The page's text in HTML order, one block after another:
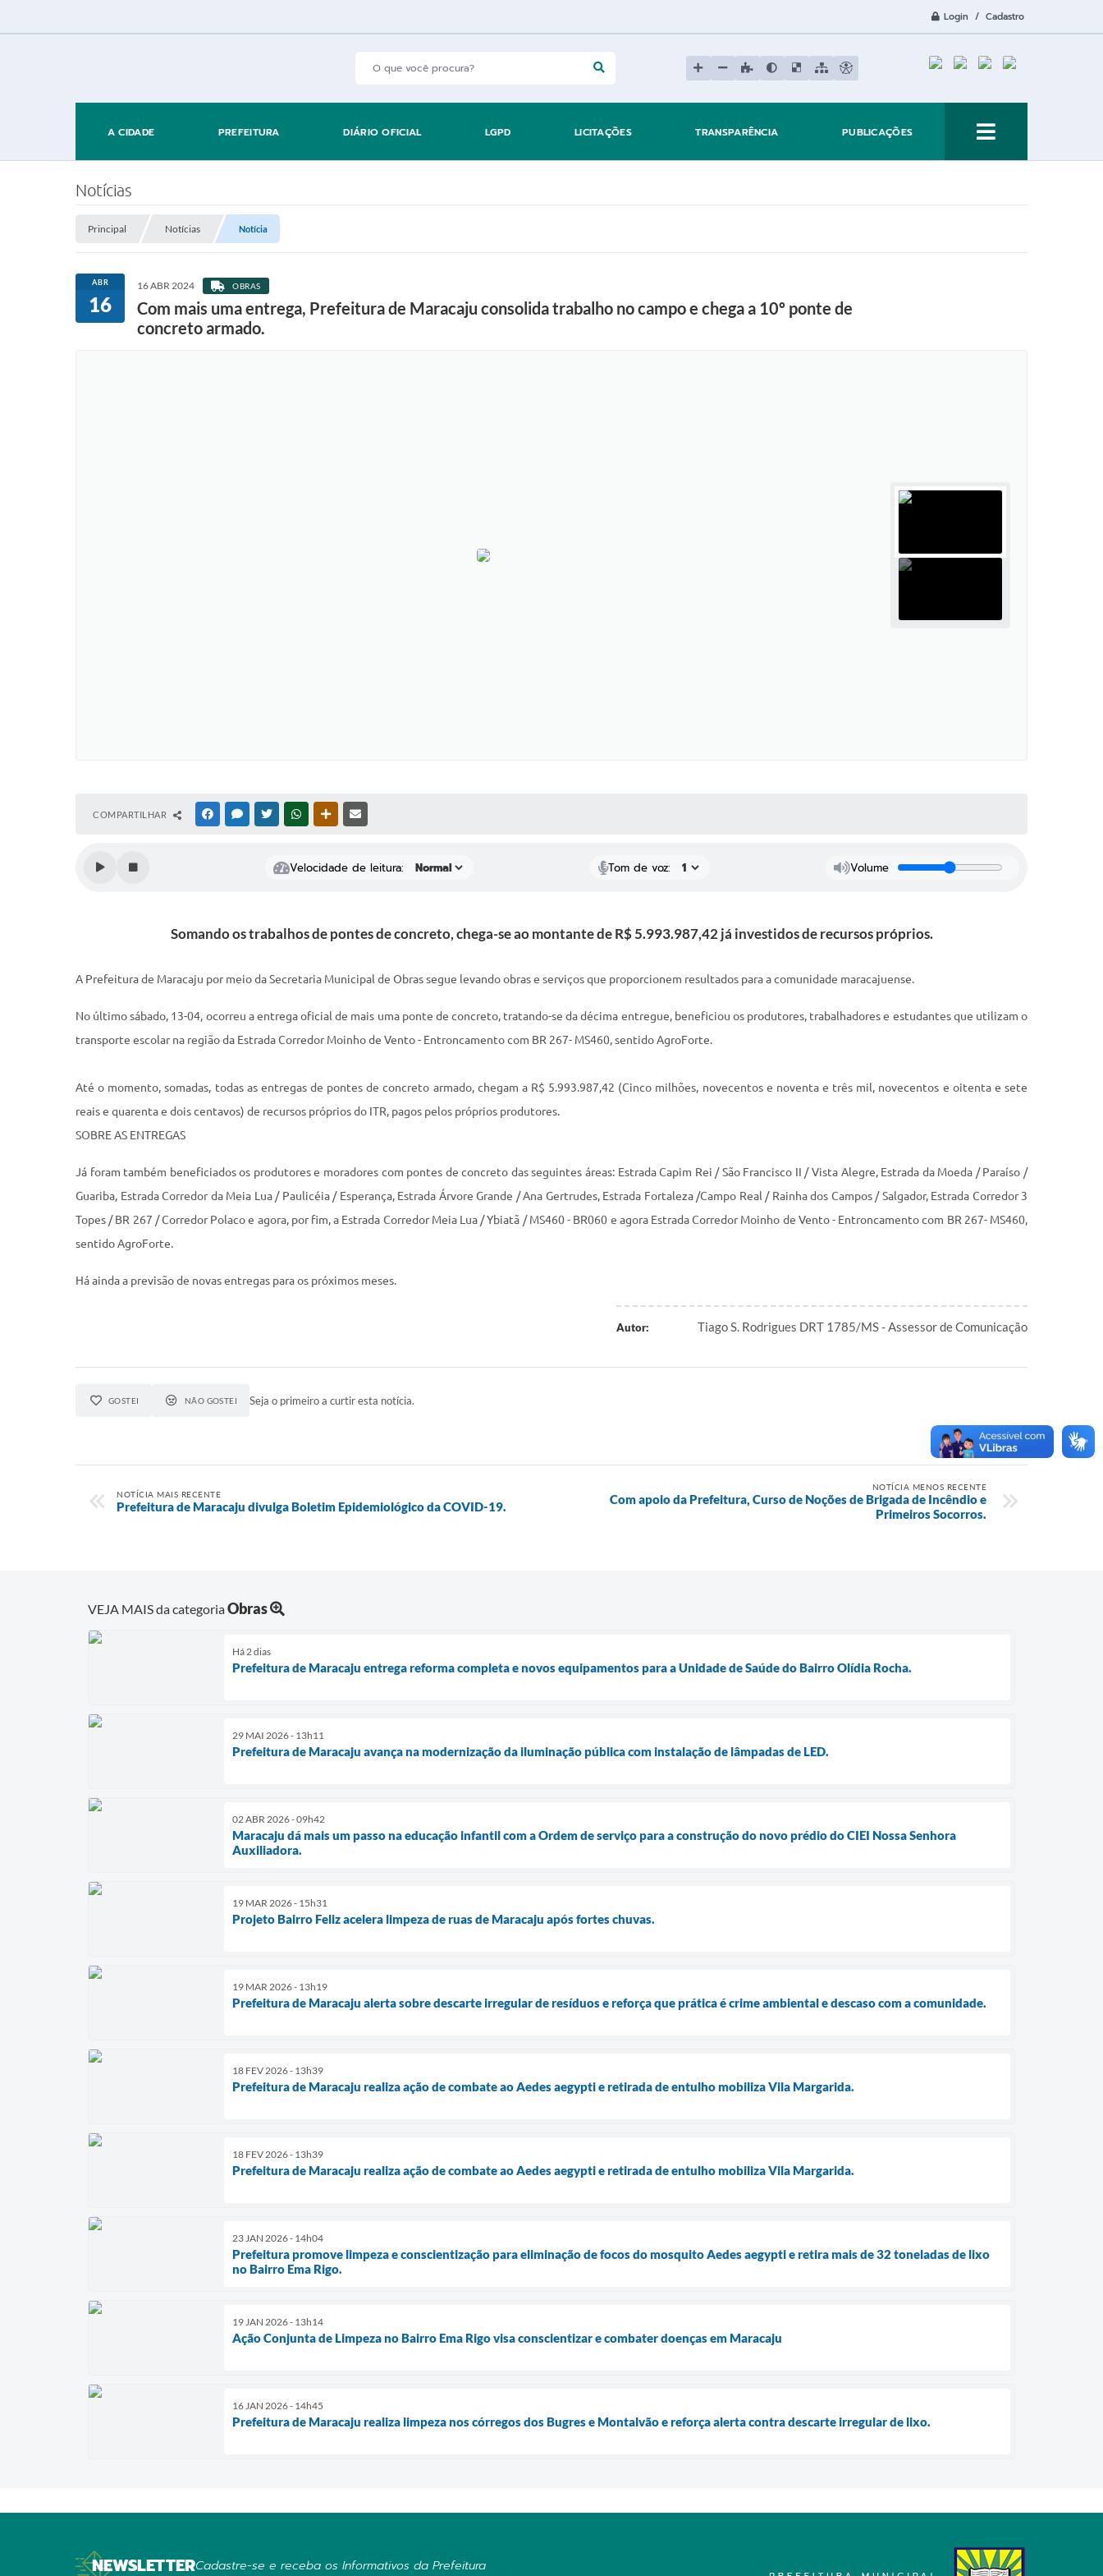
Login / Cadastro
A CIDADE PREFEITURA DIÁRIO OFICIAL LGPD LICITAÇÕES TRANSPARÊNCIA PUBLICAÇÕES
Notícias
Principal Notícias Notícia
ABR
16
16 ABR 2024 OBRAS
Com mais uma entrega, Prefeitura de Maracaju consolida trabalho no campo e chega a 10º ponte de
concreto armado.
COMPARTILHAR FACEBOOKMESSENGER
TWITTERWHATSAPPOUTRAS MÍDIAS
Velocidade de leitura: Tom de voz: Volume
Somando os trabalhos de pontes de concreto, chega-se ao montante de R$ 5.993.987,42 já investidos de recursos próprios.
A Prefeitura de Maracaju por meio da Secretaria Municipal de Obras segue levando obras e serviços que proporcionem resultados para a comunidade maracajuense.
No último sábado, 13-04, ocorreu a entrega oficial de mais uma ponte de concreto, tratando-se da décima entregue, beneficiou os produtores, trabalhadores e estudantes que utilizam o
transporte escolar na região da Estrada Corredor Moinho de Vento - Entroncamento com BR 267- MS460, sentido AgroForte.
Até o momento, somadas, todas as entregas de pontes de concreto armado, chegam a R$ 5.993.987,42 (Cinco milhões, novecentos e noventa e três mil, novecentos e oitenta e sete
reais e quarenta e dois centavos) de recursos próprios do ITR, pagos pelos próprios produtores.
SOBRE AS ENTREGAS
Já foram também beneficiados os produtores e moradores com pontes de concreto das seguintes áreas: Estrada Capim Rei / São Francisco II / Vista Alegre, Estrada da Moeda / Paraíso /
Guariba, Estrada Corredor da Meia Lua / Paulicéia / Esperança, Estrada Árvore Grande / Ana Gertrudes, Estrada Fortaleza /Campo Real / Rainha dos Campos / Salgador, Estrada Corredor 3
Topes / BR 267 / Corredor Polaco e agora, por fim, a Estrada Corredor Meia Lua / Ybiatã / MS460 - BR060 e agora Estrada Corredor Moinho de Vento - Entroncamento com BR 267- MS460,
sentido AgroForte.
Há ainda a previsão de novas entregas para os próximos meses.
Autor: Tiago S. Rodrigues DRT 1785/MS - Assessor de Comunicação
GOSTEI NÃO GOSTEI Seja o primeiro a curtir esta notícia.
NOTÍCIA MAIS RECENTE
Prefeitura de Maracaju divulga Boletim Epidemiológico da COVID-19.
NOTÍCIA MENOS RECENTE
Com apoio da Prefeitura, Curso de Noções de Brigada de Incêndio e
Primeiros Socorros.
VEJA MAIS da categoriaObras
Há 2 dias
Prefeitura de Maracaju entrega reforma completa e novos equipamentos para a Unidade de Saúde do Bairro Olídia Rocha.
29 MAI 2026 - 13h11
Prefeitura de Maracaju avança na modernização da iluminação pública com instalação de lâmpadas de LED.
02 ABR 2026 - 09h42
Maracaju dá mais um passo na educação infantil com a Ordem de serviço para a construção do novo prédio do CIEI Nossa Senhora
Auxiliadora.
19 MAR 2026 - 15h31
Projeto Bairro Feliz acelera limpeza de ruas de Maracaju após fortes chuvas.
19 MAR 2026 - 13h19
Prefeitura de Maracaju alerta sobre descarte irregular de resíduos e reforça que prática é crime ambiental e descaso com a comunidade.
18 FEV 2026 - 13h39
Prefeitura de Maracaju realiza ação de combate ao Aedes aegypti e retirada de entulho mobiliza Vila Margarida.
18 FEV 2026 - 13h39
Prefeitura de Maracaju realiza ação de combate ao Aedes aegypti e retirada de entulho mobiliza Vila Margarida.
23 JAN 2026 - 14h04
Prefeitura promove limpeza e conscientização para eliminação de focos do mosquito Aedes aegypti e retira mais de 32 toneladas de lixo
no Bairro Ema Rigo.
19 JAN 2026 - 13h14
Ação Conjunta de Limpeza no Bairro Ema Rigo visa conscientizar e combater doenças em Maracaju
16 JAN 2026 - 14h45
Prefeitura de Maracaju realiza limpeza nos córregos dos Bugres e Montalvão e reforça alerta contra descarte irregular de lixo.
NEWSLETTERCadastre-se e receba os Informativos da Prefeitura